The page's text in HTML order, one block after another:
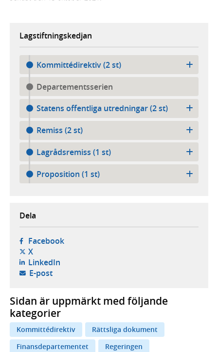
Lagstiftningskedjan
Kommittédirektiv (2 st)
Departementsserien
Statens offentliga utredningar (2 st)
Remiss (2 st)
Lagrådsremiss (1 st)
Proposition (1 st)
Dela
Facebook- öppnas i ny flik, extern webbplats,
X- öppnas i ny flik, extern webbplats,
LinkedIn- öppnas i ny flik, extern webbplats,
E-post- öppnar din e-postklient,
Sidan är uppmärkt med följande
kategorier
Kommittédirektiv
Rättsliga dokument
Finansdepartementet
Regeringen